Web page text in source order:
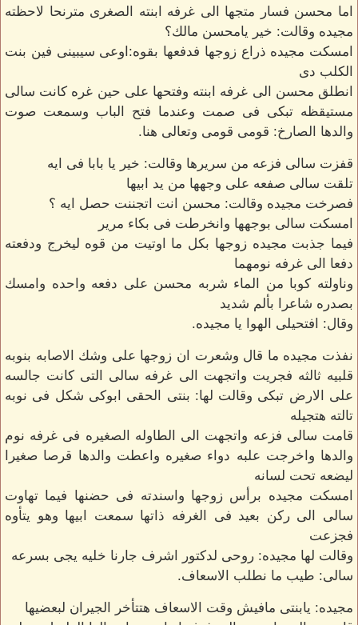
اما محسن فسار متجها الى غرفه ابنته الصغرى مترنحا لاحظته
مجيده وقالت: خير يامحسن مالك؟
امسكت مجيده ذراع زوجها فدفعها بقوه:اوعى سيبينى فين بنت
الكلب دى
انطلق محسن الى غرفه ابنته وفتحها على حين غره كانت سالى
مستيقظه تبكى فى صمت وعندما فتح الباب وسمعت صوت
والدها الصارخ: قومى قومى وتعالى هنا.
قفزت سالى فزعه من سريرها وقالت: خير يا بابا فى ايه
تلقت سالى صفعه على وجهها من يد ابيها
فصرخت مجيده وقالت: محسن انت اتجننت حصل ايه ؟
امسكت سالى بوجهها وانخرطت فى بكاء مرير
فيما جذبت مجيده زوجها بكل ما اوتيت من قوه ليخرج ودفعته
دفعا الى غرفه نومهما
وناولته كوبا من الماء شربه محسن على دفعه واحده وامسك
بصدره شاعرا بألم شديد
وقال: افتحيلى الهوا يا مجيده.
نفذت مجيده ما قال وشعرت ان زوجها على وشك الاصابه بنوبه
قلبيه ثالثه فجريت واتجهت الى غرفه سالى التى كانت جالسه
على الارض تبكى وقالت لها: بنتى الحقى ابوكى شكل فى نوبه
تالته هتجيله
قامت سالى فزعه واتجهت الى الطاوله الصغيره فى غرفه نوم
والدها واخرجت علبه دواء صغيره واعطت والدها قرصا صغيرا
ليضعه تحت لسانه
امسكت مجيده برأس زوجها واسندته فى حضنها فيما تهاوت
سالى الى ركن بعيد فى الغرفه ذاتها سمعت ابيها وهو يتأوه
فجزعت
وقالت لها مجيده: روحى لدكتور اشرف جارنا خليه يجى بسرعه
سالى: طيب ما نطلب الاسعاف.
مجيده: يابنتى مافيش وقت الاسعاف هتتأخر الجيران لبعضيها